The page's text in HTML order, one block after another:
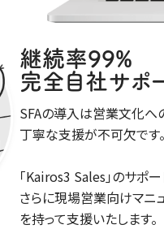
継続率99%
完全自社サポ
SFAの導入は営業文化へ
丁寧な支援が不可欠です。
｢Kairos3 Sales｣のサポー
さらに現場営業向けマニ
を持って支援いたします。